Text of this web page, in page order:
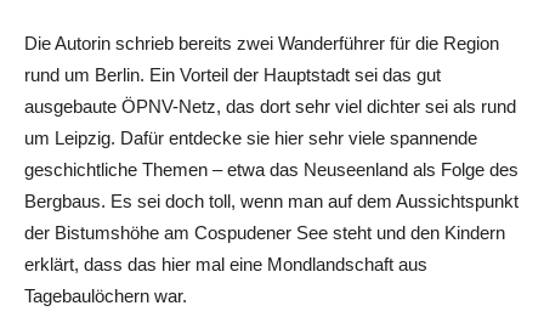
Die Autorin schrieb bereits zwei Wanderführer für die Region
rund um Berlin. Ein Vorteil der Hauptstadt sei das gut
ausgebaute ÖPNV-Netz, das dort sehr viel dichter sei als rund
um Leipzig. Dafür entdecke sie hier sehr viele spannende
geschichtliche Themen – etwa das Neuseenland als Folge des
Bergbaus. Es sei doch toll, wenn man auf dem Aussichtspunkt
der Bistumshöhe am Cospudener See steht und den Kindern
erklärt, dass das hier mal eine Mondlandschaft aus
Tagebaulöchern war.